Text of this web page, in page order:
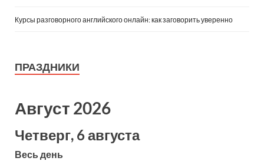
Курсы разговорного английского онлайн: как заговорить уверенно
ПРАЗДНИКИ
Август 2026
Четверг, 6 августа
Весь день